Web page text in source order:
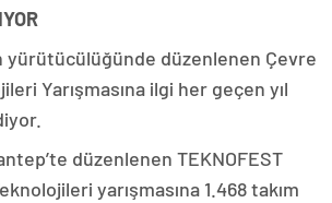
yürütücülüğünde düzenlenen Çevre
Yarışmasına ilgi her geçen yıl
düzenlenen TEKNOFEST
yarışmasına 1.468 takım